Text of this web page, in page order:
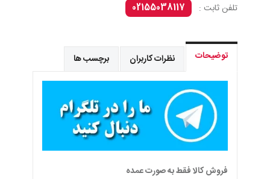
تلفن ثابت :
02155038117
توضیحات نظرات کاربران برچسب ها
فروش کالا فقط به صورت عمده